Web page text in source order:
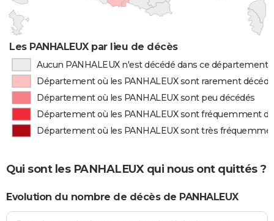
Les PANHALEUX par lieu de décès
Aucun PANHALEUX n'est décédé dans ce département
Département où les PANHALEUX sont rarement
Département où les PANHALEUX sont peu décédés
Département où les PANHALEUX sont fréquemment
Département où les PANHALEUX sont très
Qui sont les PANHALEUX qui nous ont quittés ?
Evolution du nombre de décès de PANHALEUX